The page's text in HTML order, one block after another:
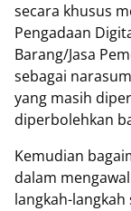
secara khusus
Pengadaan
Barang/Jasa
sebagai
yang masih
diperbolehkan
Kemudian
dalam
langkah-